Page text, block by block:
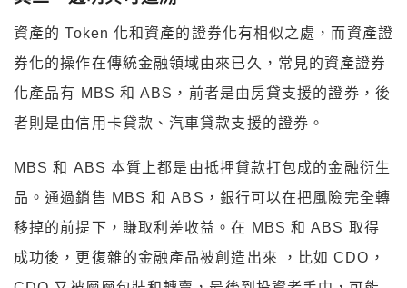
資產的 Token 化和資產的證券化有相似之處，而資產證
券化的操作在傳統金融領域由來已久，常見的資產證券
化產品有 MBS 和 ABS，前者是由房貸支援的證券，後
者則是由信用卡貸款、汽車貸款支援的證券。
MBS 和 ABS 本質上都是由抵押貸款打包成的金融衍生
品。通過銷售 MBS 和 ABS，銀行可以在把風險完全轉
移掉的前提下，賺取利差收益。在 MBS 和 ABS 取得
成功後，更復雜的金融產品被創造出來 ，比如 CDO，